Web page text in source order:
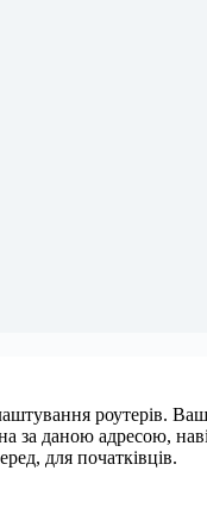
роутерів.
за даною адресою,
для початківців.